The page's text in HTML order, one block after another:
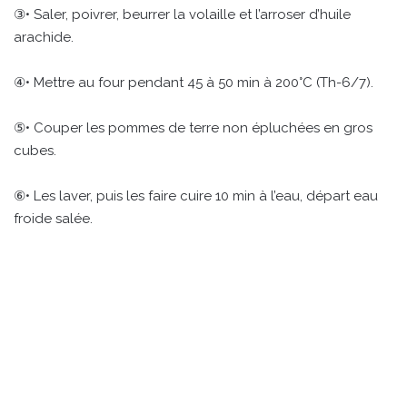
③• Saler, poivrer, beurrer la volaille et l’arroser d’huile
arachide.
④• Mettre au four pendant 45 à 50 min à 200°C (Th-6/7).
⑤• Couper les pommes de terre non épluchées en gros
cubes.
⑥• Les laver, puis les faire cuire 10 min à l’eau, départ eau
froide salée.